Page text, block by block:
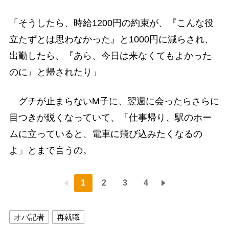
「そうしたら、時給1200円の約束が、『こんな役
立たずとは思わなかった』と1000円に減らされ、
出勤したら、『あら、今日は来なくてもよかった
のに』と帰されたり」
グチが止まらないM子に、翌週に会ったらさらに
目つきが鋭くなっていて、「仕事帰り、駅のホー
ムに立っていると、電車に飛び込みたくなるの
よ」とまで言うの。
1 2 3 4
オバ記者 再就職